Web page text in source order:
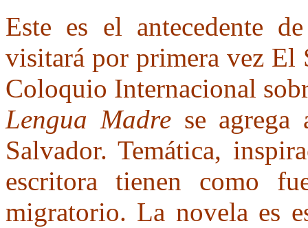
Este es el antecedente
visitará por primera vez
Coloquio Internacional
Lengua Madrese agrega
Salvador. Temática,
escritora tienen como
migratorio. La novela es